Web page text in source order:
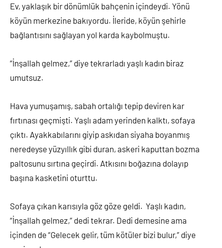
Ev, yaklaşık bir dönümlük bahçenin içindeydi. Yönü
köyün merkezine bakıyordu. İleride, köyün şehirle
bağlantısını sağlayan yol karda kaybolmuştu.
“İnşallah gelmez,” diye tekrarladı yaşlı kadın biraz
umutsuz.
Hava yumuşamış, sabah ortalığı tepip deviren kar
fırtınası geçmişti. Yaşlı adam yerinden kalktı, sofaya
çıktı. Ayakkabılarını giyip askıdan siyaha boyanmış
neredeyse yüzyıllık gibi duran, askeri kaputtan bozma
paltosunu sırtına geçirdi. Atkısını boğazına dolayıp
başına kasketini oturttu.
Sofaya çıkan karısıyla göz göze geldi. Yaşlı kadın,
“İnşallah gelmez,” dedi tekrar. Dedi demesine ama
içinden de “Gelecek gelir, tüm kötüler bizi bulur,” diye